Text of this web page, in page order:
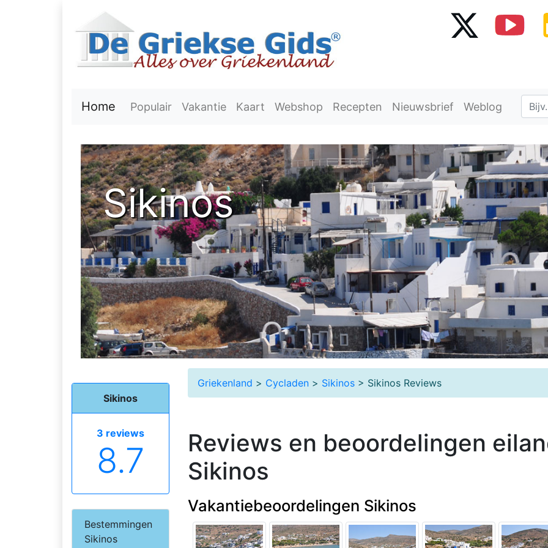
Home Populair Vakantie Kaart Webshop Recepten Nieuwsbrief Weblog
Sikinos
Griekenland > Cycladen > Sikinos > Sikinos Reviews
Reviews en beoordelingen
Sikinos
Vakantiebeoordelingen Sikinos
Sikinos
3 reviews
8.7
Bestemmingen
Sikinos